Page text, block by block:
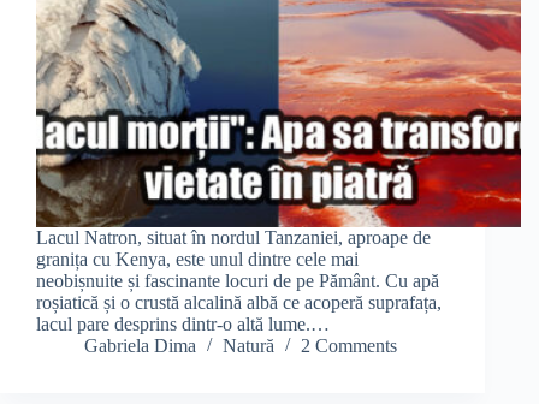
Lacul Natron, situat în nordul Tanzaniei, aproape de
granița cu Kenya, este unul dintre cele mai
neobișnuite și fascinante locuri de pe Pământ. Cu apă
roșiatică și o crustă alcalină albă ce acoperă suprafața,
lacul pare desprins dintr-o altă lume.…
Gabriela Dima
Natură 2 Comments